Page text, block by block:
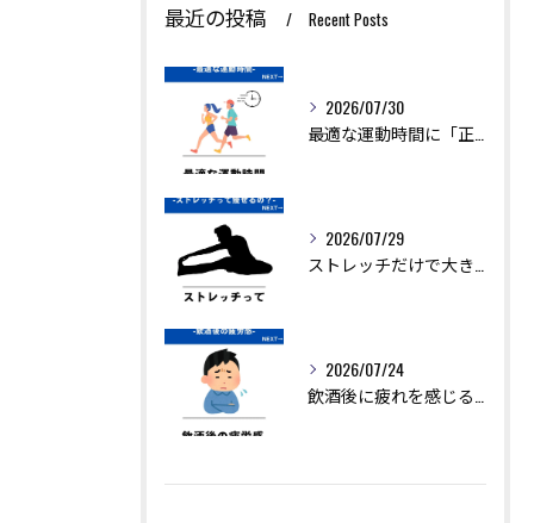
最近の投稿 Recent Posts
2026/07/30
最適な運動時間に「正解」はありません。
2026/07/29
ストレッチだけで大きく痩せることは難しいですが、ダイエットを...
2026/07/24
飲酒後に疲れを感じるのは、アルコールの分解に多くのエネルギー...